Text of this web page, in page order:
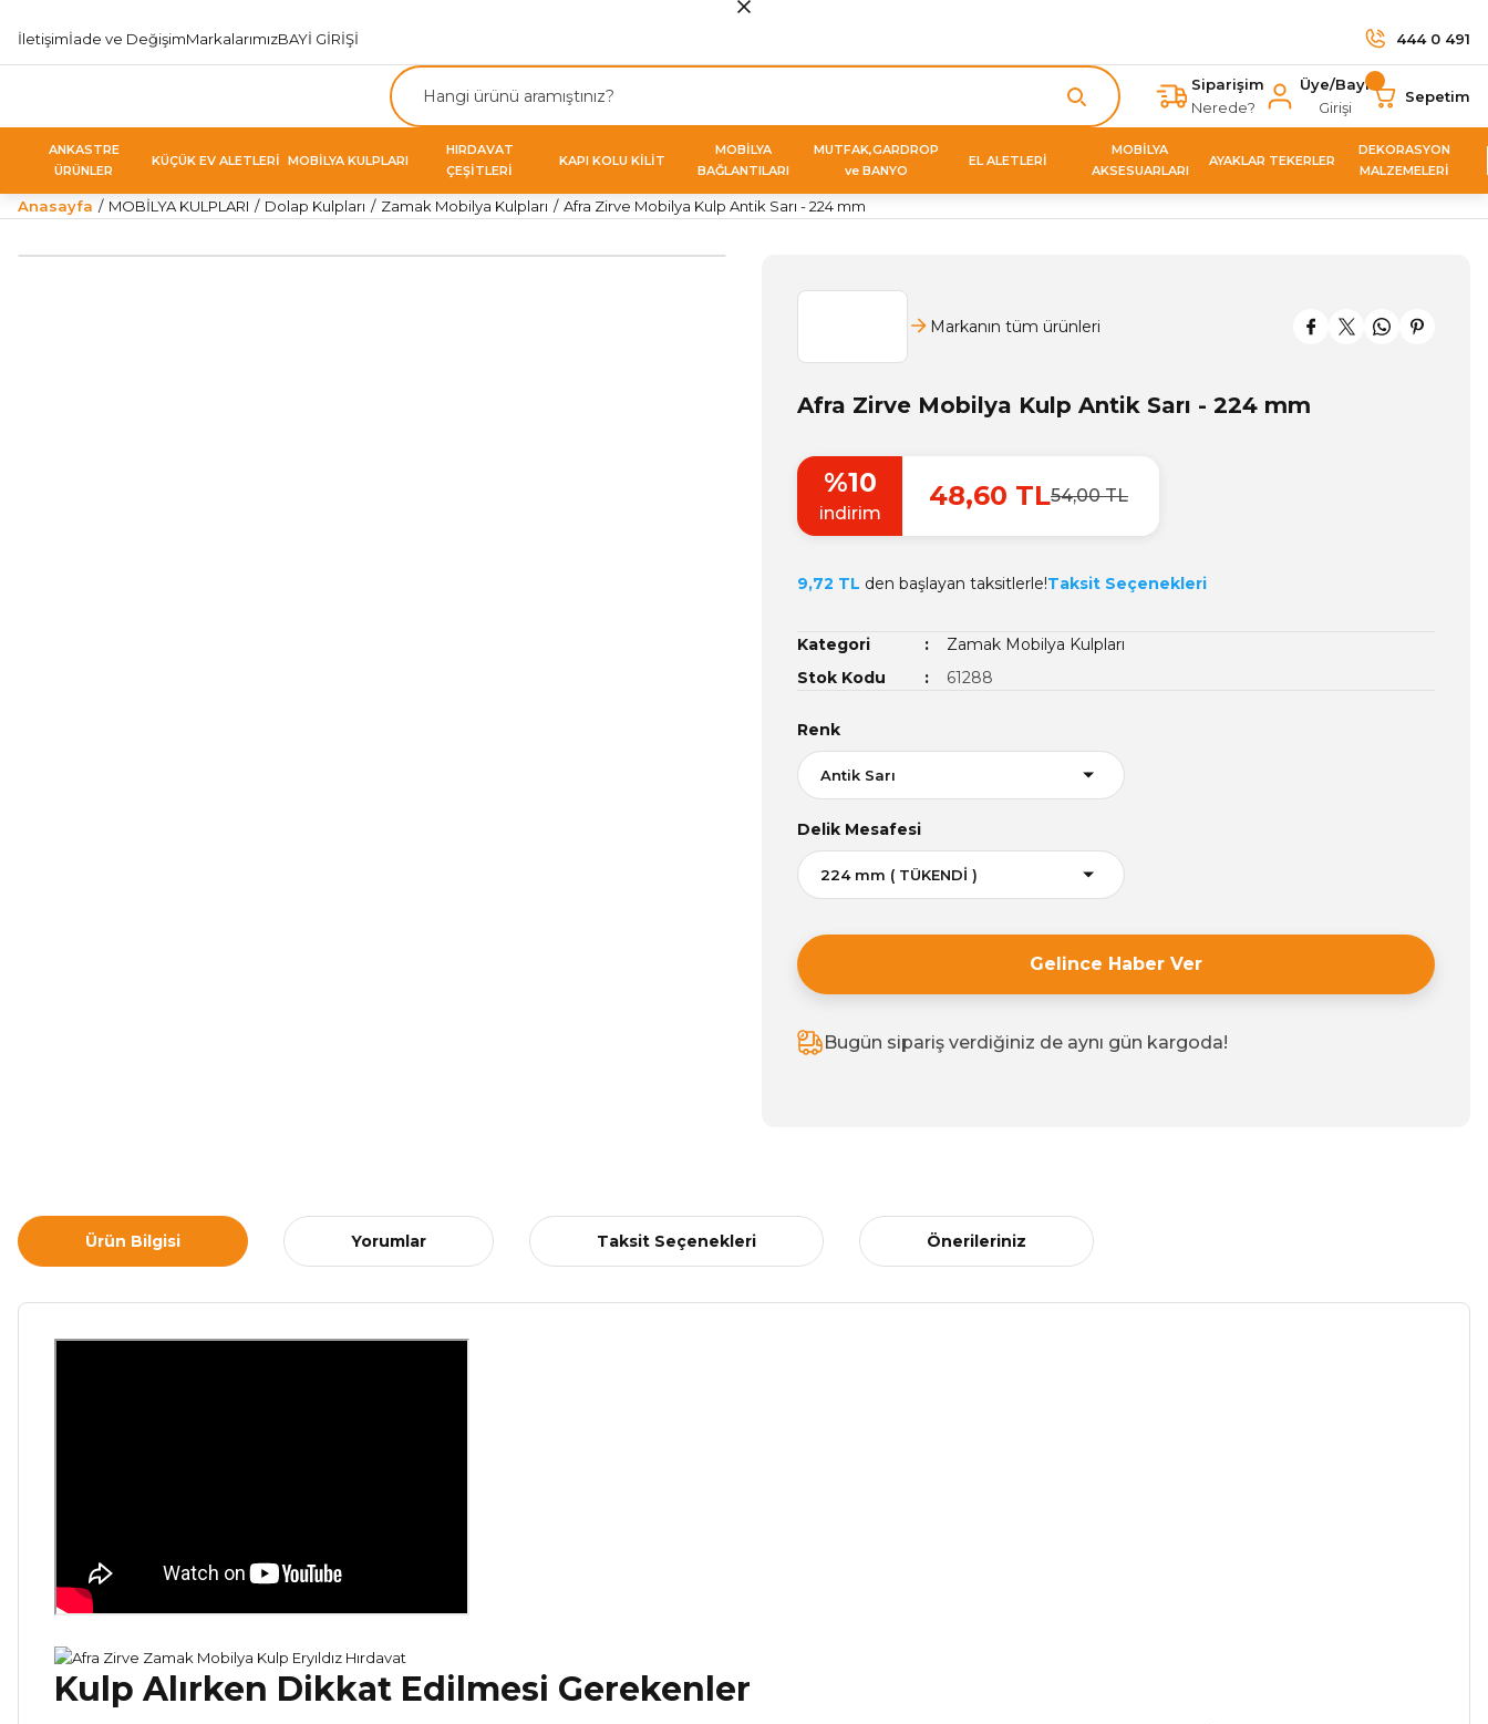
İletişimİade ve DeğişimMarkalarımızBAYİ GİRİŞİ 444 0 491
Siparişim
Nerede?
Üye/Bayi
Girişi
Sepetim
ANKASTRE
ÜRÜNLER
KÜÇÜK EV ALETLERİ MOBİLYA KULPLARI
HIRDAVAT
ÇEŞİTLERİ
KAPI KOLU KİLİT
MOBİLYA
BAĞLANTILARI
MUTFAK,GARDROP
ve BANYO
EL ALETLERİ
MOBİLYA
AKSESUARLARI
AYAKLAR TEKERLER
DEKORASYON
MALZEMELERİ
Anasayfa MOBİLYA KULPLARI Dolap Kulpları Zamak Mobilya Kulpları Afra Zirve Mobilya Kulp Antik Sarı - 224 mm
Markanın tüm ürünleri
Afra Zirve Mobilya Kulp Antik Sarı - 224 mm
%10
indirim
48,60 TL54,00 TL
9,72 TL den başlayan taksitlerle!Taksit Seçenekleri
Kategori
Zamak Mobilya Kulpları
Stok Kodu
61288
Renk
Delik Mesafesi
Gelince Haber Ver
Bugün sipariş verdiğiniz de aynı gün kargoda!
Ürün Bilgisi Yorumlar Taksit Seçenekleri Önerileriniz
Kulp Alırken Dikkat Edilmesi Gerekenler